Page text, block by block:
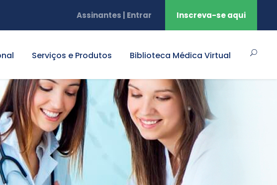
Assinantes | Entrar Inscreva-se aqui
Serviços e Produtos Biblioteca Médica Virtual